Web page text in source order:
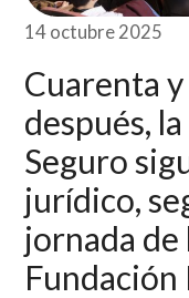
14 octubre 2025
Cuarenta
después,
Seguro
jurídico,
jornada de
Fundación